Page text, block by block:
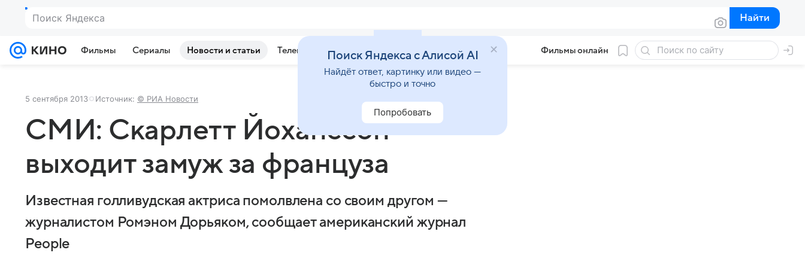
Поиск Яндекса Найти
Найти
Фильмы Сериалы Новости и статьи Телепрограмма Звезды Фильмы онлайн
5 сентября 2013 Источник: © РИА Новости
СМИ: Скарлетт Йоханссон
выходит замуж за француза
Известная голливудская актриса помолвлена со своим другом —
журналистом Ромэном Дорьяком, сообщает американский журнал
People
Поиск Яндекса с Алисой AI
Найдёт ответ, картинку или видео —
быстро и точно
Попробовать